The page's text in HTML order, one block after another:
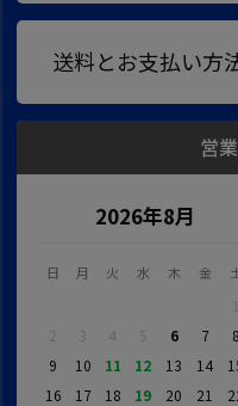
送料とお支払い方
営
2026年8月
日 月 火 水 木 金
1
2
3 4 5 6 7
8
9
10 11 12 13 14
16
17 18 19 20 21